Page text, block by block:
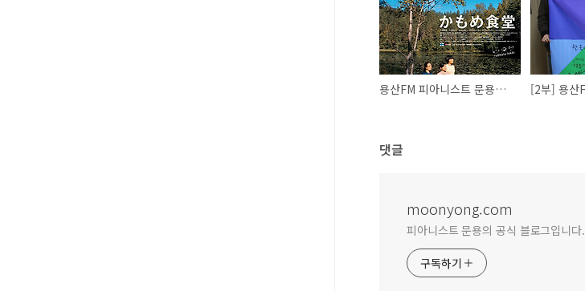
용산FM 피아니스트 문용의 다정한 영화음악 46회
댓글
moonyong.com
피아니스트 문용의 공식 블로그입니다.
구독하기